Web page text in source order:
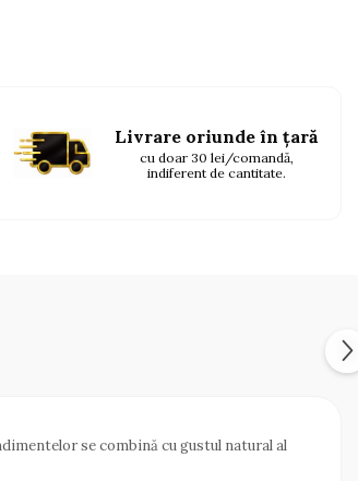
Livrare oriunde în țară
cu doar 30 lei/comandă,
indiferent de cantitate.
se combină cu gustul natural al